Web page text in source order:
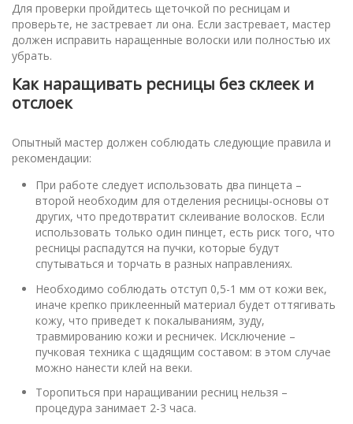
Для проверки пройдитесь щеточкой по ресницам и
проверьте, не застревает ли она. Если застревает, мастер
должен исправить наращенные волоски или полностью их
убрать.
Как наращивать ресницы без склеек и
отслоек
Опытный мастер должен соблюдать следующие правила и
рекомендации:
При работе следует использовать два пинцета –
второй необходим для отделения ресницы-основы от
других, что предотвратит склеивание волосков. Если
использовать только один пинцет, есть риск того, что
ресницы распадутся на пучки, которые будут
спутываться и торчать в разных направлениях.
Необходимо соблюдать отступ 0,5-1 мм от кожи век,
иначе крепко приклеенный материал будет оттягивать
кожу, что приведет к покалываниям, зуду,
травмированию кожи и ресничек. Исключение –
пучковая техника с щадящим составом: в этом случае
можно нанести клей на веки.
Торопиться при наращивании ресниц нельзя –
процедура занимает 2-3 часа.